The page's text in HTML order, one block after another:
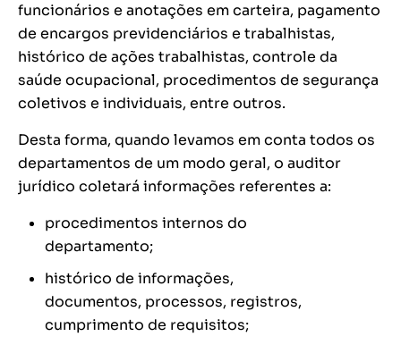
funcionários e anotações em carteira, pagamento
de encargos previdenciários e trabalhistas,
histórico de ações trabalhistas, controle da
saúde ocupacional, procedimentos de segurança
coletivos e individuais, entre outros.
Desta forma, quando levamos em conta todos os
departamentos de um modo geral, o auditor
jurídico coletará informações referentes a:
procedimentos internos do
departamento;
histórico de informações,
documentos, processos, registros,
cumprimento de requisitos;